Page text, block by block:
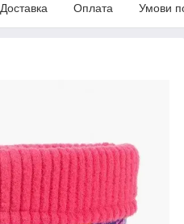
Доставка Оплата Умови